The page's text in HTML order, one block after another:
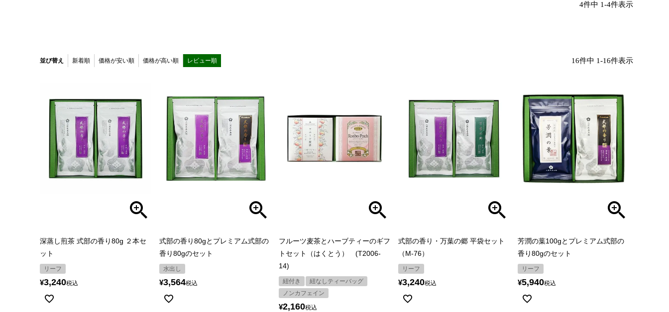
4件中 1-4件表示
並び替え 新着順 価格が安い順 価格が高い順 レビュー順 16件中 1-16件表示
深蒸し煎茶 式部の香り80g ２本セ
ット
リーフ
¥3,240税込
式部の香り80gとプレミアム式部の
香り80gのセット
水出し
¥3,564税込
フルーツ麦茶とハーブティーのギフ
トセット（はくとう） (T2006-
14)
紐付き
紐なしティーバッグ
ノンカフェイン
¥2,160税込
式部の香り・万葉の郷 平袋セット
（M-76）
リーフ
¥3,240税込
芳潤の葉100gとプレミアム式部の
香り80gのセット
リーフ
¥5,940税込